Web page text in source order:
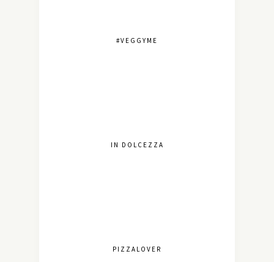
#VEGGYME
IN DOLCEZZA
PIZZALOVER